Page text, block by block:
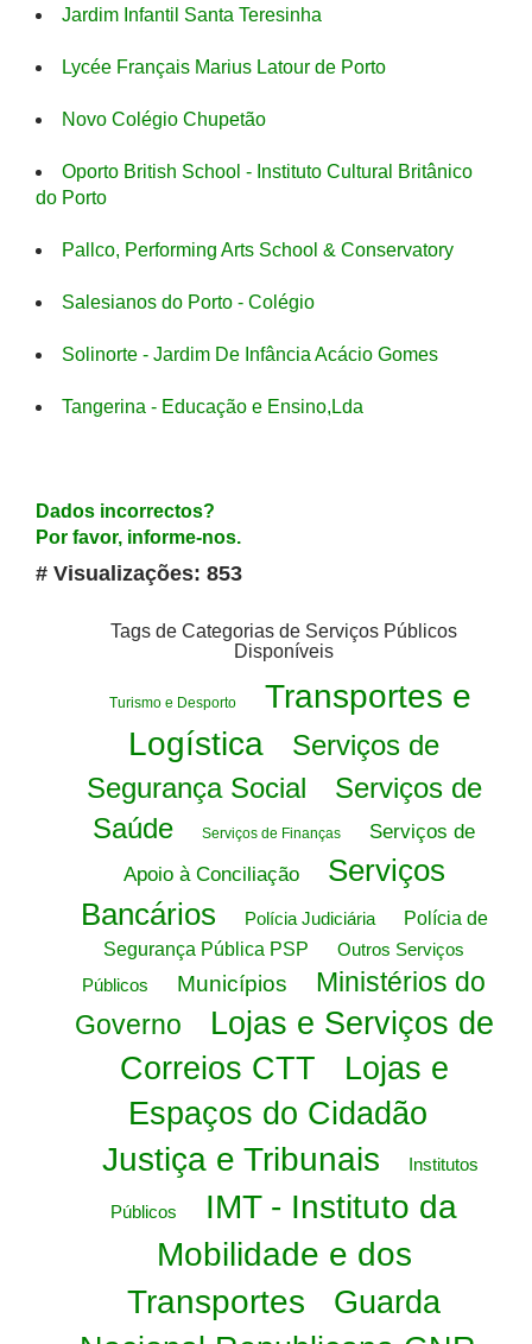
Jardim Infantil Santa Teresinha
Lycée Français Marius Latour de Porto
Novo Colégio Chupetão
Oporto British School - Instituto Cultural Britânico
do Porto
Pallco, Performing Arts School & Conservatory
Salesianos do Porto - Colégio
Solinorte - Jardim De Infância Acácio Gomes
Tangerina - Educação e Ensino,Lda
Dados incorrectos?
Por favor, informe-nos.
# Visualizações: 853
Tags de Categorias de Serviços Públicos
Disponíveis
Turismo e Desporto
Transportes e
Logística
Serviços de
Segurança Social
Serviços de
Saúde
Serviços de Finanças
Serviços de
Apoio à Conciliação
Serviços
Bancários
Polícia Judiciária
Polícia de
Segurança Pública PSP
Outros Serviços
Públicos
Municípios
Ministérios do
Governo
Lojas e Serviços de
Correios CTT
Lojas e
Espaços do Cidadão
Justiça e Tribunais Institutos
Públicos
IMT - Instituto da
Mobilidade e dos
Transportes
Guarda